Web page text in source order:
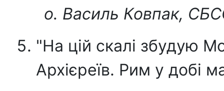
о. Василь Ковпак,
"На цій скалі збудую
Архієреїв. Рим у добі